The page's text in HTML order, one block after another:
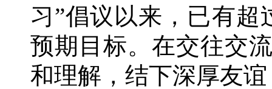
习”倡议以来，已有
预期目标。在交往交
和理解，结下深厚友